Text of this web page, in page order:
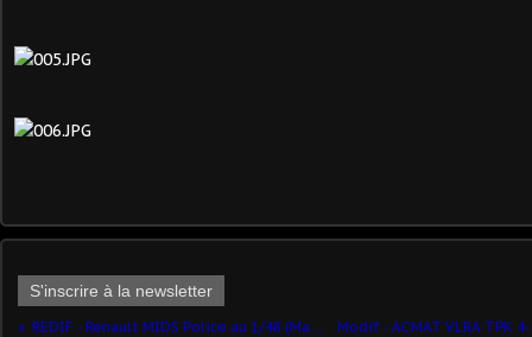
S'inscrire à la newsletter
REDIF - Renault MIDS Police au 1/48 (Master Fighter)